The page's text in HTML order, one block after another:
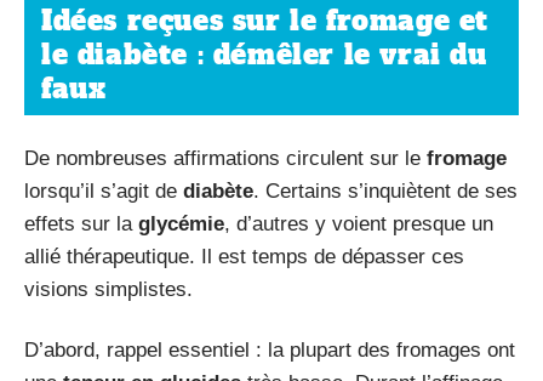
Idées reçues sur le fromage et
le diabète : démêler le vrai du
faux
De nombreuses affirmations circulent sur le fromage
lorsqu’il s’agit de diabète. Certains s’inquiètent de ses
effets sur la glycémie, d’autres y voient presque un
allié thérapeutique. Il est temps de dépasser ces
visions simplistes.
D’abord, rappel essentiel : la plupart des fromages ont